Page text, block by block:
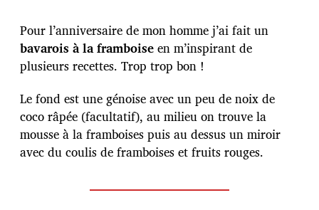
p
u
b
l
c
a
t
i
o
Pour l’anniversaire de mon homme j’ai fait un
bavarois à la framboiseen m’inspirant de
plusieurs recettes. Trop trop bon !
Le fond est une génoise avec un peu de noix de
coco râpée (facultatif), au milieu on trouve la
mousse à la framboises puis au dessus un miroir
avec du coulis de framboises et fruits rouges.